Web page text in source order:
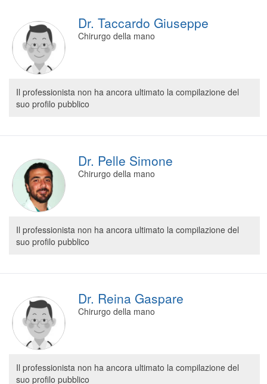
Dr. Taccardo Giuseppe
Chirurgo della mano
Il professionista non ha ancora ultimato la compilazione del
suo profilo pubblico
Dr. Pelle Simone
Chirurgo della mano
Il professionista non ha ancora ultimato la compilazione del
suo profilo pubblico
Dr. Reina Gaspare
Chirurgo della mano
Il professionista non ha ancora ultimato la compilazione del
suo profilo pubblico